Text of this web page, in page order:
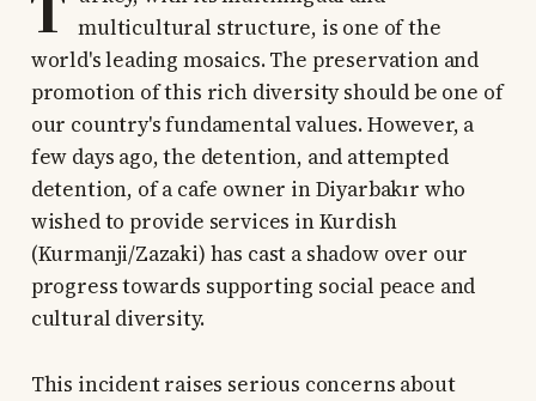
multicultural structure, is one of the
world's leading mosaics. The preservation and
promotion of this rich diversity should be one of
our country's fundamental values. However, a
few days ago, the detention, and attempted
detention, of a cafe owner in Diyarbakır who
wished to provide services in Kurdish
(Kurmanji/Zazaki) has cast a shadow over our
progress towards supporting social peace and
cultural diversity.
This incident raises serious concerns about